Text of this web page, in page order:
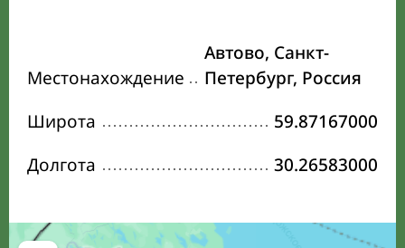
Местонахождение
Автово, Санкт-
Петербург, Россия
Широта
59.87167000
Долгота
30.26583000